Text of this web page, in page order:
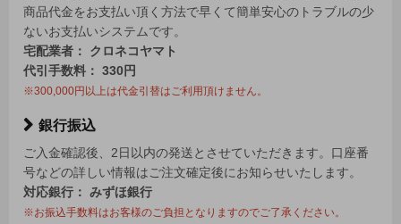
商品代金をお支払い頂く方法で早くて簡単安心のトラブルの少
ないお支払いシステムです。
宅配業者： クロネコヤマト
代引手数料： 330円
※300,000円以上は代金引替はご利用頂けません。
銀行振込
ご入金確認後、2日以内の発送とさせていただきます。口座番
号などの詳しい情報はご注文確定後にお知らせいたします。
対応銀行： みずほ銀行
※お振込手数料はお客様のご負担となりますのでご了承ください。